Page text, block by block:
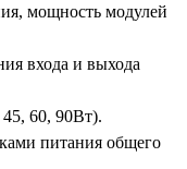
мощность модулей
входа и выхода
60, 90Вт).
питания общего